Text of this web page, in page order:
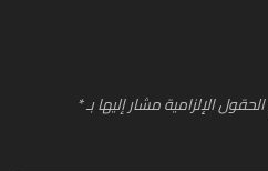
الحقول الإلزامية مشار إليها بـ*